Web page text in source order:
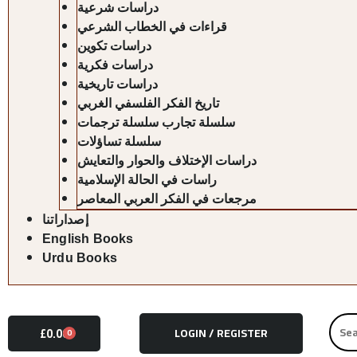
دراسات شرعية
قراءات في الخطاب الشرعي
دراسات تكوين
دراسات فكرية
دراسات تاريخية
تاريخ الفكر الفلسفي الغربي
سلسلة تجارب سلسلة ترجمات
سلسلة تساؤلات
دراسات الإختلاف والحوار والتعايش
راسات في الحالة الإسلامية
مرجعات في الفكر العربي المعاصر
إصداراتنا
English Books
Urdu Books
£0.000CART LOGIN / REGISTER
for: